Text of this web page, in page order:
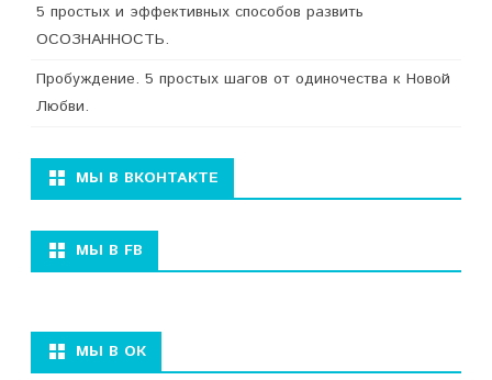
5 простых и эффективных способов развить
ОСОЗНАННОСТЬ.
Пробуждение. 5 простых шагов от одиночества к Новой
Любви.
МЫ В ВКОНТАКТЕ
МЫ В FB
МЫ В ОК